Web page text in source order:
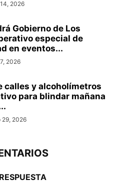
2026
Gobierno de Los
especial de
en eventos...
2026
calles y alcoholímetros
para blindar mañana
29, 2026